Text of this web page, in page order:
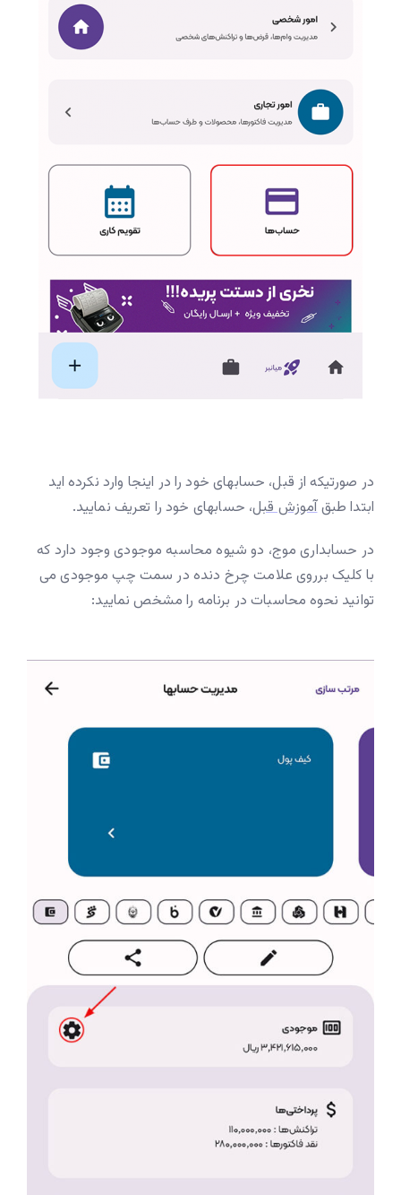
در صورتیکه از قبل، حسابهای خود را در اینجا وارد نکرده اید
ابتدا طبقآموزش قبل، حسابهای خود را تعریف نمایید.
در حسابداری موج، دو شیوه محاسبه موجودی وجود دارد که
با کلیک برروی علامت چرخ دنده در سمت چپ موجودی می
توانید نحوه محاسبات در برنامه را مشخص نمایید: